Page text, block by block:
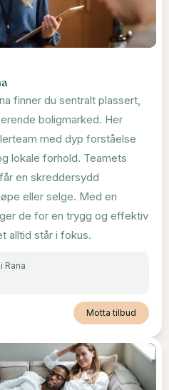
finner du sentralt plassert,
boligmarked. Her
med dyp forståelse
lokale forhold. Teamets
en skreddersydd
eller selge. Med en
de for en trygg og effektiv
alltid står i fokus.
Rana
Motta tilbud